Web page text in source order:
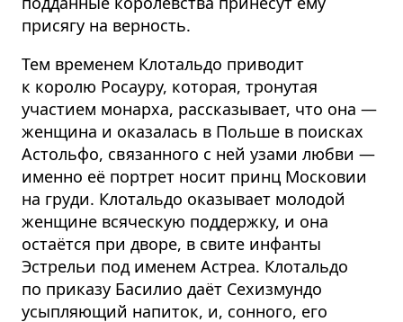
присягу на верность.
Тем временем Клотальдо приводит
к королю Росауру, которая, тронутая
участием монарха, рассказывает, что она —
женщина и оказалась в Польше в поисках
Астольфо, связанного с ней узами любви —
именно её портрет носит принц Московии
на груди. Клотальдо оказывает молодой
женщине всяческую поддержку, и она
остаётся при дворе, в свите инфанты
Эстрельи под именем Астреа. Клотальдо
по приказу Басилио даёт Сехизмундо
усыпляющий напиток, и, сонного, его